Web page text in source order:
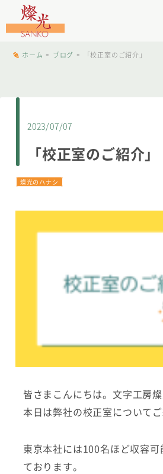
文字工房燦光
ホーム - ブログ - 「校正室のご紹介」
2023/07/07
「校正室のご紹介」
燦光のハナシ
皆さまこんにちは。文字工房燦
本日は弊社の校正室についてご
東京本社には100名ほど収容
ております。